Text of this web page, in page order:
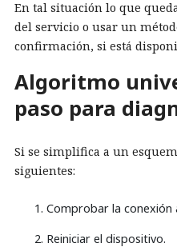
En tal situación lo que
del servicio o usar un
confirmación, si está
Algoritmo
paso para
Si se simplifica a un
siguientes:
Comprobar la conexión
Reiniciar el dispositivo.